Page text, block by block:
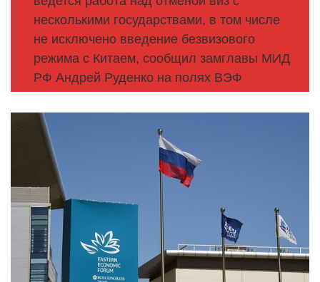
несколькими государствами, в том числе
не исключено введение безвизового
режима с Китаем, сообщил замглавы МИД
РФ Андрей Руденко на полях ВЭФ